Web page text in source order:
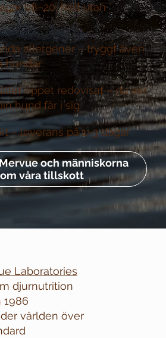
08–20, helt utan
och människorna
våra tillskott
allergener –tryggt även
hundar
öppet redovisat –du ser
hund får i sig
–leverans på 1–3 dagar
Laboratories
djurnutrition
1986
världen över